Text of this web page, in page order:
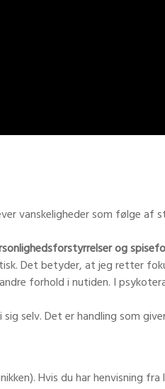
vanskeligheder som følge
og
Det betyder, at jeg retter
forhold i nutiden. I
selv. Det er handling som
Hvis du har henvisning